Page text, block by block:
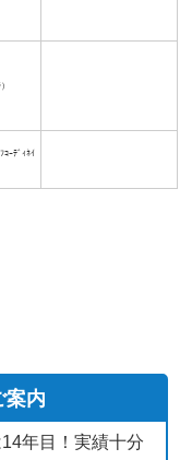
ｺｰﾃﾞｨﾈｲ
案内
年目！実績十分